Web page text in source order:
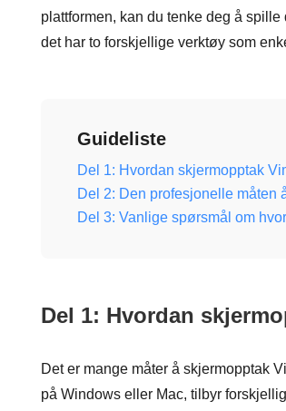
plattformen, kan du tenke deg å
det har to forskjellige verktøy som
Guideliste
Del 1: Hvordan skjermopptak
Del 2: Den profesjonelle måten
Del 3: Vanlige spørsmål om
Del 1: Hvordan
Det er mange måter å skjermopptak
på Windows eller Mac, tilbyr